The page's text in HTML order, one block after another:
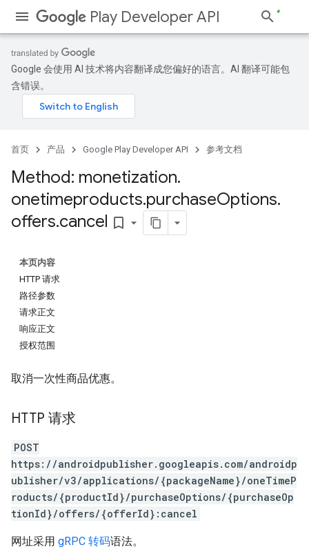
Play Developer API
Google 会使用 AI 技术将内容翻译成您偏好的语言。AI 翻译可能包
含错误。
首页 产品 Google Play Developer API 参考文档
Method: monetization.
onetimeproducts.purchaseOptions.
offers.cancel bookmark_border
本页内容
HTTP 请求
路径参数
请求正文
响应正文
授权范围
取消一次性商品优惠。
HTTP 请求
POST
https://androidpublisher.googleapis.com/androidp
ublisher/v3/applications/{packageName}/oneTimeP
roducts/{productId}/purchaseOptions/{purchaseOp
tionId}/offers/{offerId}:cancel
网址采用 gRPC 转码语法。